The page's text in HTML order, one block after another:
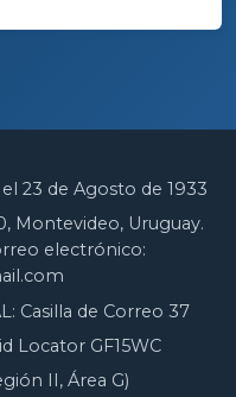
23 de Agosto de 1933
Montevideo, Uruguay.
electrónico:
Casilla de Correo 37
Locator GF15WC
II, Área G)